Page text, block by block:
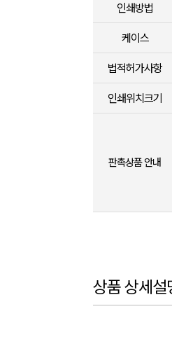
인쇄방법
케이스
법적허가사항
인쇄위치크기
판촉상품 안내
상품 상세설